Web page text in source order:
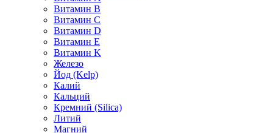
Витамин В
Витамин C
Витамин D
Витамин Е
Витамин K
Железо
Йод (Kelp)
Калий
Кальций
Кремний (Silica)
Литий
Магний